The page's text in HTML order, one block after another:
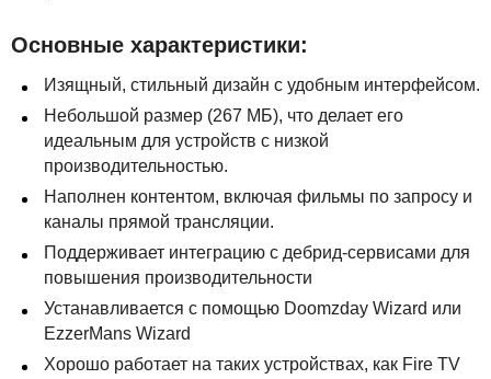
Основные характеристики:
Изящный, стильный дизайн с удобным интерфейсом.
Небольшой размер (267 МБ), что делает его
идеальным для устройств с низкой
производительностью.
Наполнен контентом, включая фильмы по запросу и
каналы прямой трансляции.
Поддерживает интеграцию с дебрид-сервисами для
повышения производительности
Устанавливается с помощью Doomzday Wizard или
EzzerMans Wizard
Хорошо работает на таких устройствах, как Fire TV